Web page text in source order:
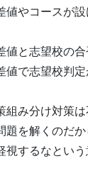
値やコースが
値と志望校の
値で志望校判
組み分け対策
を解くのだか
するなという